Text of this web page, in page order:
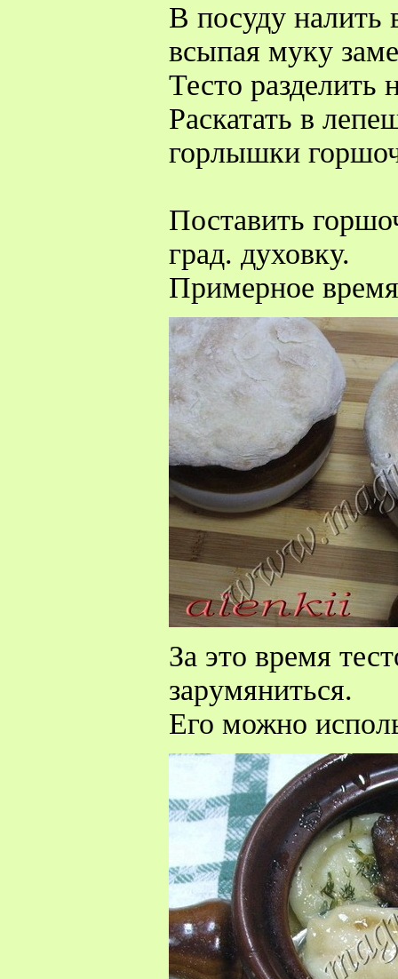
В посуду налить
всыпая муку
Тесто разделить
Раскатать в
горлышки
Поставить
град. духовку.
Примерное
За это время
зарумяниться.
Его можно